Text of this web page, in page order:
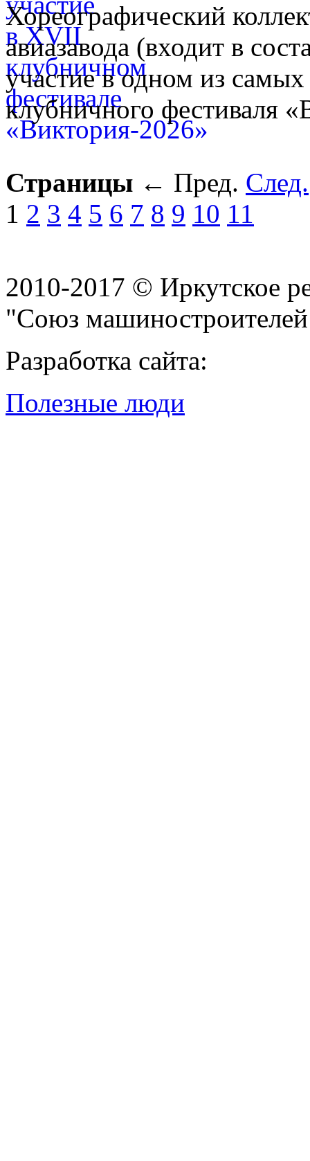
Хореографический
авиазавода (входит в
участие в одном из
клубничного фестиваля
Страницы ← Пред. След.
1 2 3 4 5 6 7 8 9 10 11
2010-2017 © Иркутское
"Союз
Разработка сайта:
Полезные люди